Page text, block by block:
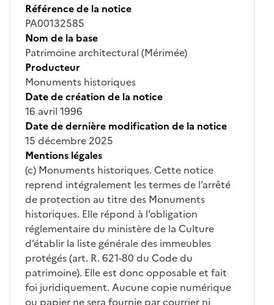
Référence de la notice
PA00132585
Nom de la base
Patrimoine architectural (Mérimée)
Producteur
Monuments historiques
Date de création de la notice
16 avril 1996
Date de dernière modification de la notice
15 décembre 2025
Mentions légales
(c) Monuments historiques. Cette notice
reprend intégralement les termes de l’arrêté
de protection au titre des Monuments
historiques. Elle répond à l’obligation
réglementaire du ministère de la Culture
d’établir la liste générale des immeubles
protégés (art. R. 621-80 du Code du
patrimoine). Elle est donc opposable et fait
foi juridiquement. Aucune copie numérique
ou papier ne sera fournie par courrier ni